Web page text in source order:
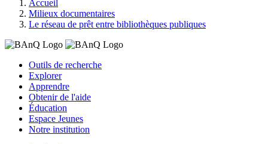
Accueil
Milieux documentaires
Le réseau de prêt entre bibliothèques publiques
Outils de recherche
Explorer
Apprendre
Obtenir de l'aide
Éducation
Espace Jeunes
Notre institution